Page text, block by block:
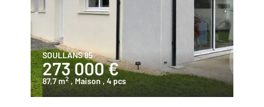
SOULLANS 85
273 000 €
87,7 m2 , Maison , 4 pcs